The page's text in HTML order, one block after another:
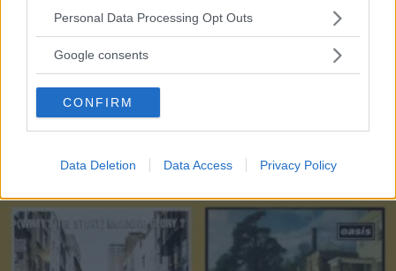
Please note that this website/app uses one or more Google
not limited to your visit or usage behaviour. You may click to
use your data for below specified purposes in below Google
consent section.
Personal Data Processing Opt Outs
Google consents
CONFIRM
Data Deletion Data Access Privacy Policy
secondo criteri simili: c'è sempre un momento ben preciso
in cui un'innovazione smette di essere soltanto una
tendenza e diventa un pilastro della società.
REDAZIONE DIREDONNA